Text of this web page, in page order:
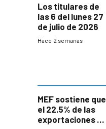
Los titulares de
las 6 del lunes 27
de julio de 2026
Hace 2 semanas
MEF sostiene que
el 22.5% de las
exportaciones a